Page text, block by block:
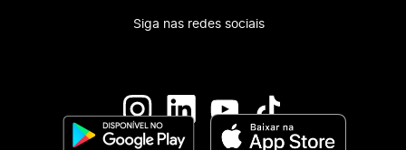
Siga nas redes sociais